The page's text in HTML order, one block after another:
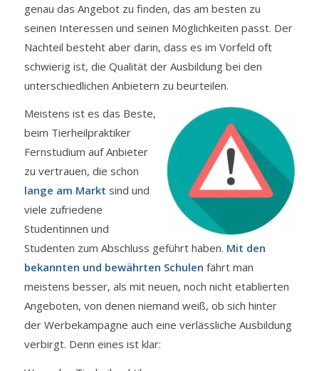
genau das Angebot zu finden, das am besten zu
seinen Interessen und seinen Möglichkeiten passt. Der
Nachteil besteht aber darin, dass es im Vorfeld oft
schwierig ist, die Qualität der Ausbildung bei den
unterschiedlichen Anbietern zu beurteilen.
Meistens ist es das Beste,
beim Tierheilpraktiker
Fernstudium auf Anbieter
zu vertrauen, die schon
lange am Markt sind und
viele zufriedene
Studentinnen und
Studenten zum Abschluss geführt haben. Mit den
bekannten und bewährten Schulen fährt man
meistens besser, als mit neuen, noch nicht etablierten
Angeboten, von denen niemand weiß, ob sich hinter
der Werbekampagne auch eine verlässliche Ausbildung
verbirgt. Denn eines ist klar: